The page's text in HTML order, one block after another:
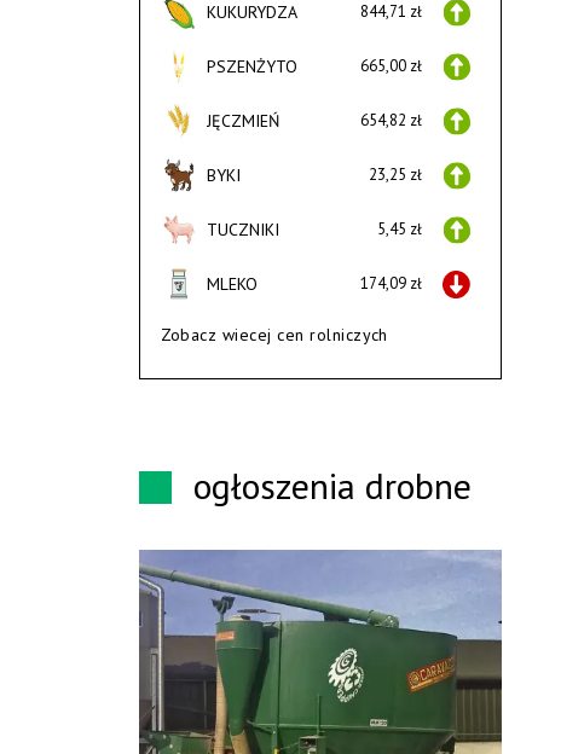
KUKURYDZA 844,71 zł
PSZENŻYTO 665,00 zł
JĘCZMIEŃ 654,82 zł
BYKI 23,25 zł
TUCZNIKI 5,45 zł
MLEKO 174,09 zł
Zobacz wiecej cen rolniczych
ogłoszenia drobne